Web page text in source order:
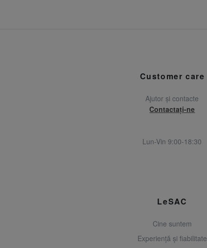
Customer care
Ajutor și contacte
Contactați-ne
Lun-Vin 9:00-18:30
LeSAC
Cine suntem
Experiență și fiabilitate